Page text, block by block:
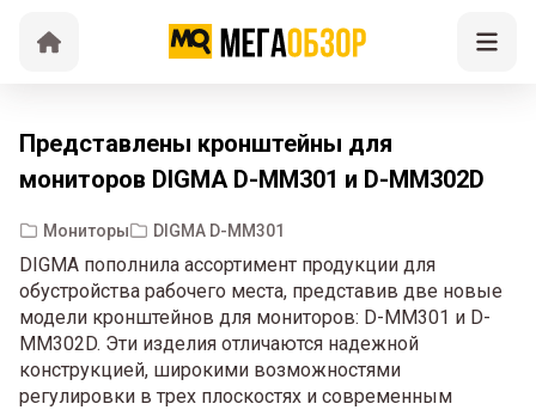
Представлены кронштейны для
мониторов DIGMA D-MM301 и D-MM302D
Мониторы DIGMA D-MM301
DIGMA пополнила ассортимент продукции для
обустройства рабочего места, представив две новые
модели кронштейнов для мониторов: D-MM301 и D-
MM302D. Эти изделия отличаются надежной
конструкцией, широкими возможностями
регулировки в трех плоскостях и современным